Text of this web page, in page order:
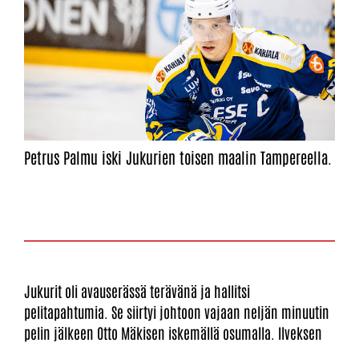
Petrus Palmu iski Jukurien toisen maalin Tampereella.
Jukurit oli avauserässä terävänä ja hallitsi
pelitapahtumia. Se siirtyi johtoon vajaan neljän minuutin
pelin jälkeen Otto Mäkisen iskemällä osumalla. Ilveksen